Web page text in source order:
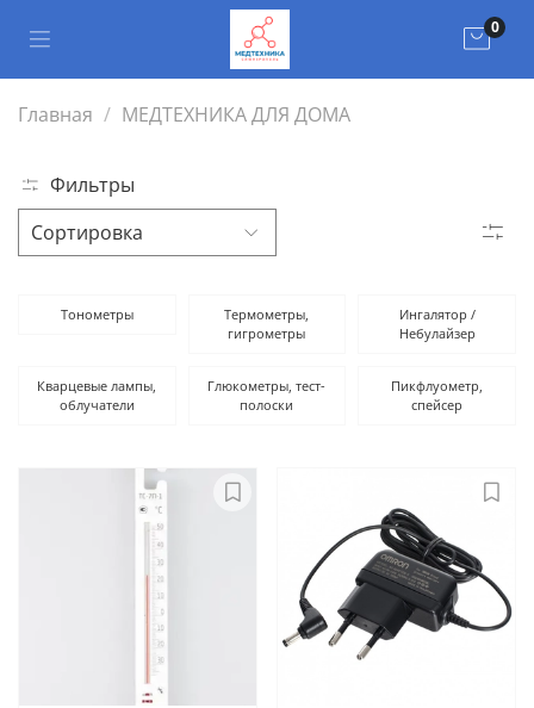
0
Главная МЕДТЕХНИКА ДЛЯ ДОМА
Фильтры
Тонометры
Термометры,
гигрометры
Ингалятор /
Небулайзер
Кварцевые лампы,
облучатели
Глюкометры, тест-
полоски
Пикфлуометр,
спейсер